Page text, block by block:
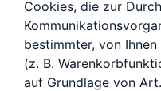
Cookies, die zur
bestimmter, von
(z. B.
auf Grundlage von